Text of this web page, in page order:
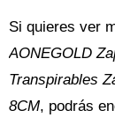
Si quieres ver
AONEGOLD
Transpirables
8CM, podrás